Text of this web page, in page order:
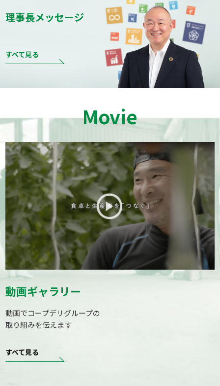
理事長メッセージ
すべて見る
Movie
動画ギャラリー
動画でコープデリグループの
取り組みを伝えます
すべて見る